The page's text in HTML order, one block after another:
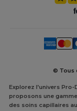
© Tous
Explorez l'univers Pro-
proposons une
des soins capillaires